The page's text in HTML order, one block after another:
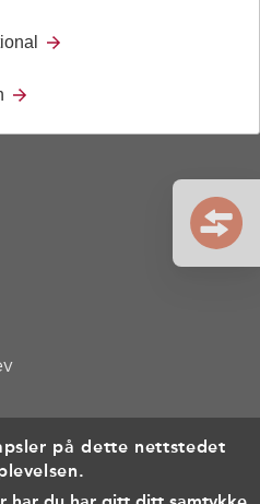
på dette nettstedet